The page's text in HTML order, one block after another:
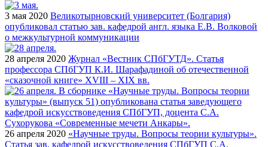
3 мая 2020 Великотырновский университет (Болгария)
опубликовал статью зав. кафедрой англ. языка Е.В. Волковой
о межкультурной коммуникации
28 апреля 2020 Журнал «Вестник СПбГУТД». Статья
профессора СПбГУП К.И. Шарафадиной об отечественной
«сказочной книге» XVIII – XIX вв.
26 апреля 2020 «Научные труды. Вопросы теории культуры».
Статья зав. кафедрой искусствоведения СПбГУП С.А.